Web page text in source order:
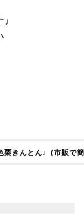
♩
栗きんとん♩(市販で